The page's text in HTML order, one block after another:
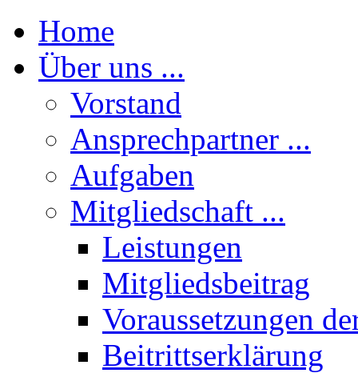
Home
Über uns ...
Vorstand
Ansprechpartner ...
Aufgaben
Mitgliedschaft ...
Leistungen
Mitgliedsbeitrag
Voraussetzungen
Beitrittserklärung